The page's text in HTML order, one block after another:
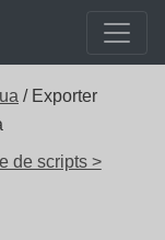
/ Exporter
de scripts >